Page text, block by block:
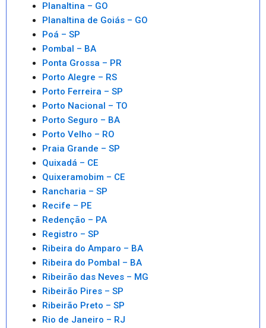
Planaltina – GO
Planaltina de Goiás – GO
Poá – SP
Pombal – BA
Ponta Grossa – PR
Porto Alegre – RS
Porto Ferreira – SP
Porto Nacional – TO
Porto Seguro – BA
Porto Velho – RO
Praia Grande – SP
Quixadá – CE
Quixeramobim – CE
Rancharia – SP
Recife – PE
Redenção – PA
Registro – SP
Ribeira do Amparo – BA
Ribeira do Pombal – BA
Ribeirão das Neves – MG
Ribeirão Pires – SP
Ribeirão Preto – SP
Rio de Janeiro – RJ